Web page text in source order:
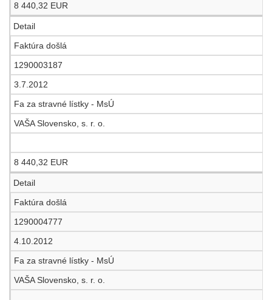
8 440,32 EUR
Detail
Faktúra došlá
1290003187
3.7.2012
Fa za stravné lístky - MsÚ
VAŠA Slovensko, s. r. o.
8 440,32 EUR
Detail
Faktúra došlá
1290004777
4.10.2012
Fa za stravné lístky - MsÚ
VAŠA Slovensko, s. r. o.